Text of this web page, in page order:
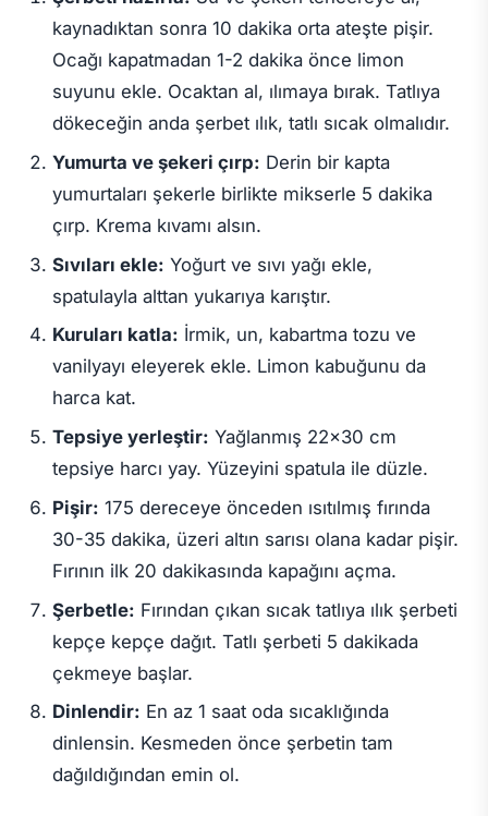
kaynadıktan sonra 10 dakika orta ateşte pişir.
Ocağı kapatmadan 1-2 dakika önce limon
suyunu ekle. Ocaktan al, ılımaya bırak. Tatlıya
dökeceğin anda şerbet ılık, tatlı sıcak olmalıdır.
Yumurta ve şekeri çırp: Derin bir kapta
yumurtaları şekerle birlikte mikserle 5 dakika
çırp. Krema kıvamı alsın.
Sıvıları ekle: Yoğurt ve sıvı yağı ekle,
spatulayla alttan yukarıya karıştır.
Kuruları katla: İrmik, un, kabartma tozu ve
vanilyayı eleyerek ekle. Limon kabuğunu da
harca kat.
Tepsiye yerleştir: Yağlanmış 22×30 cm
tepsiye harcı yay. Yüzeyini spatula ile düzle.
Pişir: 175 dereceye önceden ısıtılmış fırında
30-35 dakika, üzeri altın sarısı olana kadar pişir.
Fırının ilk 20 dakikasında kapağını açma.
Şerbetle: Fırından çıkan sıcak tatlıya ılık şerbeti
kepçe kepçe dağıt. Tatlı şerbeti 5 dakikada
çekmeye başlar.
Dinlendir: En az 1 saat oda sıcaklığında
dinlensin. Kesmeden önce şerbetin tam
dağıldığından emin ol.